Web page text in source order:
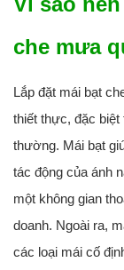
che mưa
Lắp đặt mái bạt
thiết thực, đặc biệt
thường. Mái bạt
tác động của ánh
một không gian
doanh. Ngoài ra,
các loại mái cố